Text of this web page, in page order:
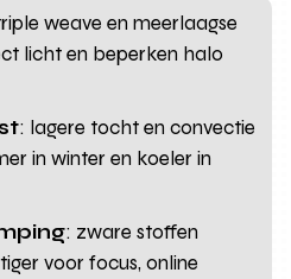
weave en meerlaagse
licht en beperken halo
: lagere tocht en convectie
in winter en koeler in
: zware stoffen
voor focus, online